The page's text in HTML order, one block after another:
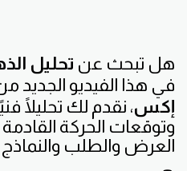
هل تبحث عن تحليل
في هذا الفيديو الجديد
إكس، نقدم لك تحليلًا
وتوقعات الحركة
العرض والطلب والنماذج